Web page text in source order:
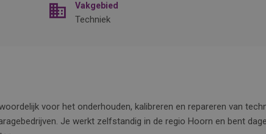
Vakgebied
Techniek
voor het onderhouden, kalibreren en repareren van
Je werkt zelfstandig in de regio Hoorn en bent